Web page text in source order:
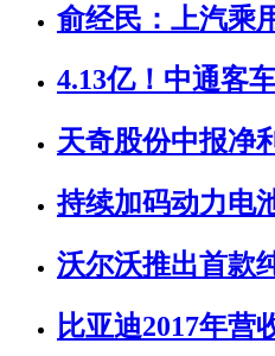
俞经民：上汽乘
4.13亿！中通客
天奇股份中报净
持续加码动力电
沃尔沃推出首款
比亚迪2017年营